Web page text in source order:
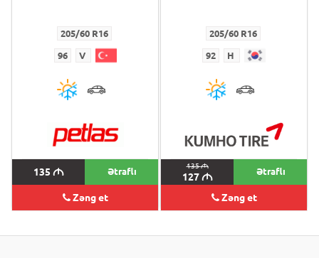
205/60 R16
96 V
135 M Ətraflı
Zəng et
205/60 R16
92 H
135M
127M Ətraflı
Zəng et